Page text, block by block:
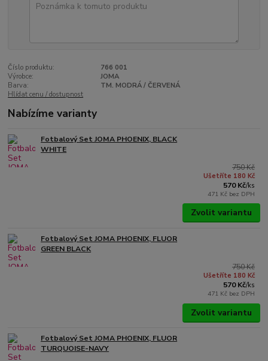
Číslo produktu:
766 001
Výrobce:
JOMA
Barva:
TM. MODRÁ / ČERVENÁ
Hlídat cenu / dostupnost
Nabízíme varianty
Fotbalový Set JOMA PHOENIX, BLACK
WHITE
750 Kč
Ušetříte 180 Kč
570 Kč/ks
471 Kč bez DPH
Zvolit variantu
Fotbalový Set JOMA PHOENIX, FLUOR
GREEN BLACK
750 Kč
Ušetříte 180 Kč
570 Kč/ks
471 Kč bez DPH
Zvolit variantu
Fotbalový Set JOMA PHOENIX, FLUOR
TURQUOISE-NAVY